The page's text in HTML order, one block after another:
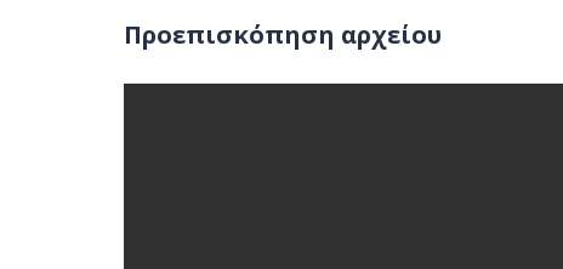
Προεπισκόπηση αρχείου